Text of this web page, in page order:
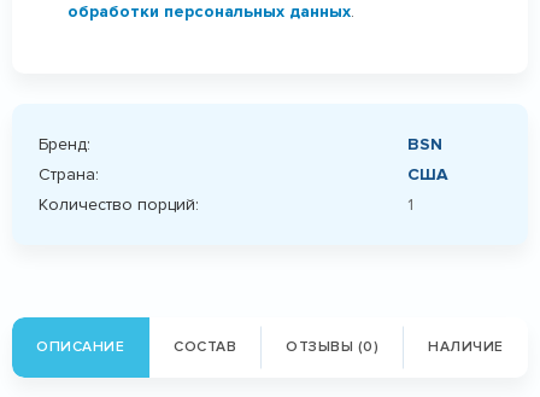
обработки персональных данных.
Бренд:
BSN
Страна:
США
Количество порций:
1
ОПИСАНИЕ СОСТАВ ОТЗЫВЫ (0) НАЛИЧИЕ